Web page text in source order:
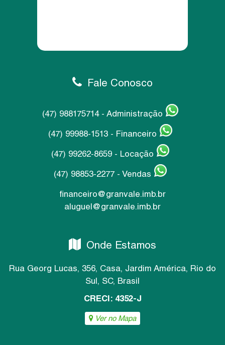
Fale Conosco
(47) 988175714 - Administração
(47) 99988-1513 - Financeiro
(47) 99262-8659 - Locação
(47) 98853-2277 - Vendas
financeiro@granvale.imb.br
aluguel@granvale.imb.br
Onde Estamos
Rua Georg Lucas, 356, Casa, Jardim América, Rio do
Sul, SC, Brasil
CRECI: 4352-J
Ver no Mapa